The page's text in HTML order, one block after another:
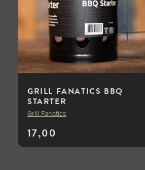
GRILL FANATICS BBQ
STARTER
17,00
Grill Fanatics